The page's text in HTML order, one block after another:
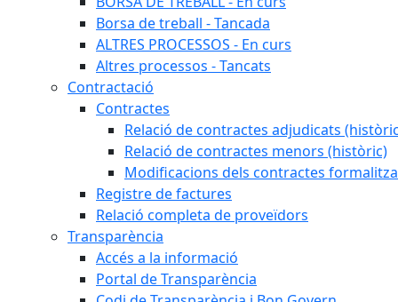
Borsa de treball - Tancada
ALTRES PROCESSOS - En curs
Altres processos - Tancats
Contractació
Contractes
Relació de contractes adjudicats
Relació de contractes menors (històric)
Modificacions dels contractes
Registre de factures
Relació completa de proveïdors
Transparència
Accés a la informació
Portal de Transparència